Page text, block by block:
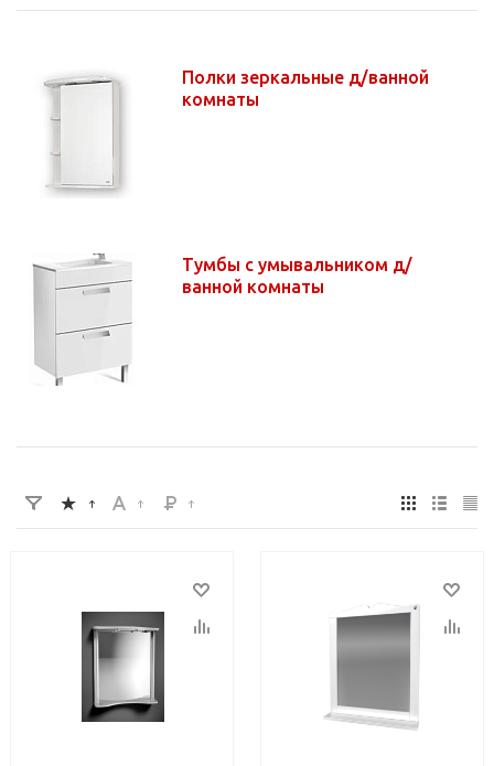
Полки зеркальные д/ванной
комнаты
Тумбы с умывальником д/
ванной комнаты